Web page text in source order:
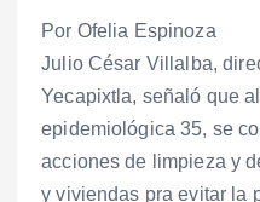
Por Ofelia Espinoza
Julio César Villalba,
Yecapixtla, señaló que
epidemiológica 35, se
acciones de limpieza y
y viviendas pra evitar la